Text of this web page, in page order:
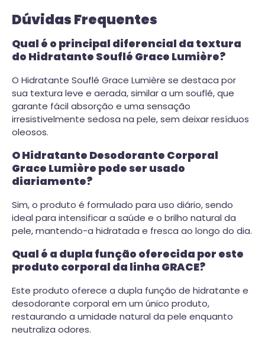
Dúvidas Frequentes
Qual é o principal diferencial da textura
do Hidratante Souflé Grace Lumière?
O Hidratante Souflé Grace Lumière se destaca por
sua textura leve e aerada, similar a um souflé, que
garante fácil absorção e uma sensação
irresistivelmente sedosa na pele, sem deixar resíduos
oleosos.
O Hidratante Desodorante Corporal
Grace Lumière pode ser usado
diariamente?
Sim, o produto é formulado para uso diário, sendo
ideal para intensificar a saúde e o brilho natural da
pele, mantendo-a hidratada e fresca ao longo do dia.
Qual é a dupla função oferecida por este
produto corporal da linha GRACE?
Este produto oferece a dupla função de hidratante e
desodorante corporal em um único produto,
restaurando a umidade natural da pele enquanto
neutraliza odores.